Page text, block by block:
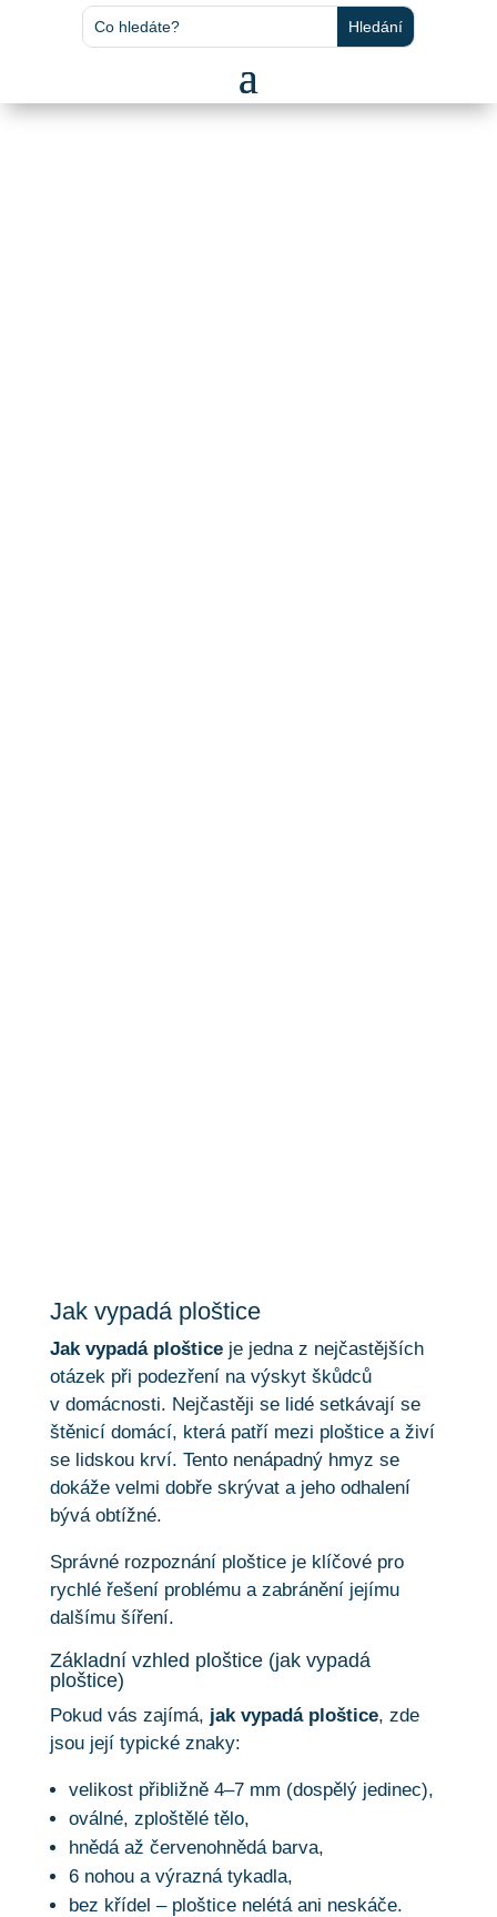
Jak vypadá ploštice
Jak vypadá plošticeje jedna z nejčastějších
otázek při podezření na výskyt škůdců
v domácnosti. Nejčastěji se lidé setkávají se
štěnicí domácí, která patří mezi ploštice a živí
se lidskou krví. Tento nenápadný hmyz se
dokáže velmi dobře skrývat a jeho odhalení
bývá obtížné.
Správné rozpoznání ploštice je klíčové pro
rychlé řešení problému a zabránění jejímu
dalšímu šíření.
Základní vzhled ploštice (jak vypadá
ploštice)
Pokud vás zajímá, jak vypadá ploštice, zde
jsou její typické znaky:
velikost přibližně 4–7 mm (dospělý jedinec),
oválné, zploštělé tělo,
hnědá až červenohnědá barva,
6 nohou a výrazná tykadla,
bez křídel – ploštice nelétá ani neskáče.